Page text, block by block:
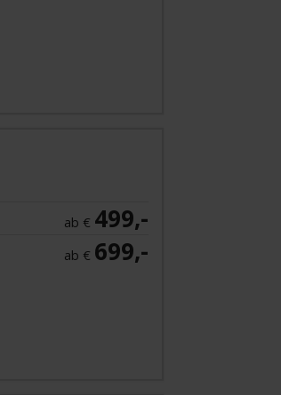
ab € 499,-
ab € 699,-